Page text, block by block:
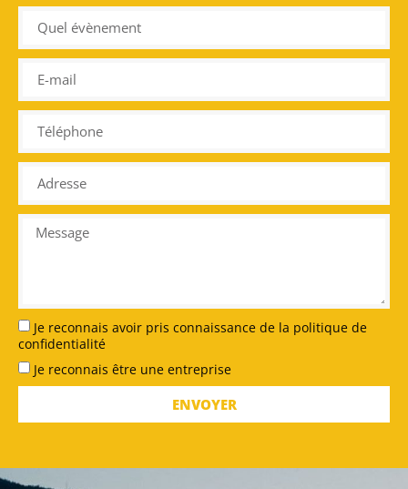
Je reconnais avoir pris connaissance de la politique de
confidentialité
Je reconnais être une entreprise
ENVOYER